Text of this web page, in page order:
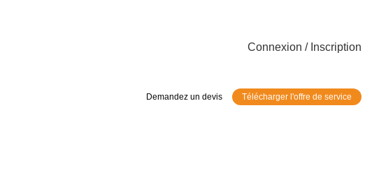
Connexion / Inscription
Demandez un devis Télécharger l'offre de service